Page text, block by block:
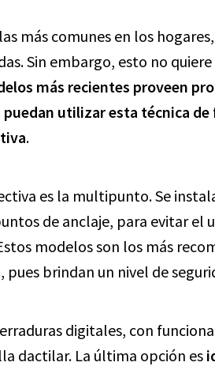
más comunes en los
Sin embargo, esto no
más recientes proveen
utilizar esta técnica
.
es la multipunto. Se
de anclaje, para evitar el
modelos son los más
pues brindan un nivel de
digitales, con
dactilar. La última opción es